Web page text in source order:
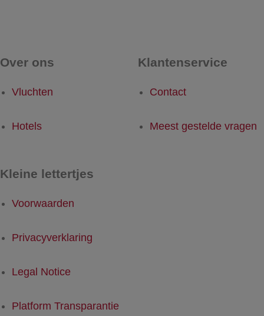
Over ons
Vluchten
Hotels
Klantenservice
Contact
Meest gestelde vragen
Kleine lettertjes
Voorwaarden
Privacyverklaring
Legal Notice
Platform Transparantie